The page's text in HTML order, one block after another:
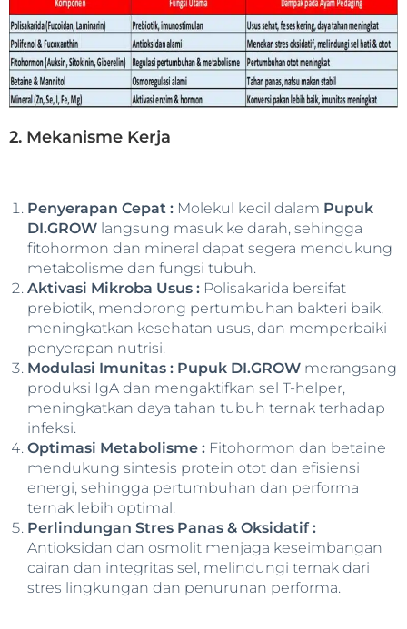
2. Mekanisme Kerja
Penyerapan Cepat : Molekul kecil dalam Pupuk
DI.GROW langsung masuk ke darah, sehingga
fitohormon dan mineral dapat segera mendukung
metabolisme dan fungsi tubuh.
Aktivasi Mikroba Usus : Polisakarida bersifat
prebiotik, mendorong pertumbuhan bakteri baik,
meningkatkan kesehatan usus, dan memperbaiki
penyerapan nutrisi.
Modulasi Imunitas : Pupuk DI.GROW merangsang
produksi IgA dan mengaktifkan sel T-helper,
meningkatkan daya tahan tubuh ternak terhadap
infeksi.
Optimasi Metabolisme : Fitohormon dan betaine
mendukung sintesis protein otot dan efisiensi
energi, sehingga pertumbuhan dan performa
ternak lebih optimal.
Perlindungan Stres Panas & Oksidatif :
Antioksidan dan osmolit menjaga keseimbangan
cairan dan integritas sel, melindungi ternak dari
stres lingkungan dan penurunan performa.